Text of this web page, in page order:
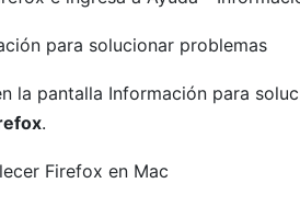
la pantalla Información para
.